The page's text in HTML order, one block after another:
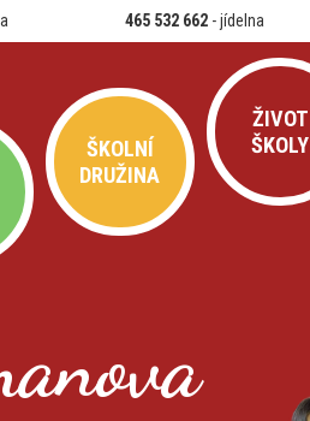
465 532 662 - jídelna
ŠKOLNÍ
DRUŽINA
ŽIVOT
ŠKOLY